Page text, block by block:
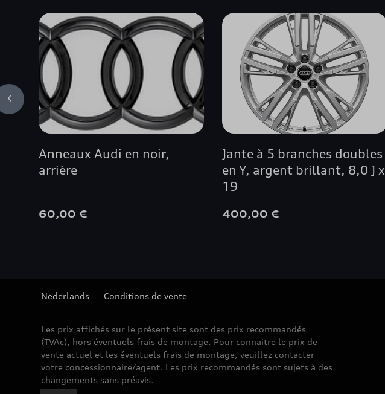
Anneaux Audi en noir,
arrière
60,00 €
Jante à 5 branches doubles
en Y, argent brillant, 8,0 J x
19
400,00 €
Nederlands Conditions de vente
Les prix affichés sur le présent site sont des prix recommandés
(TVAc), hors éventuels frais de montage. Pour connaitre le prix de
vente actuel et les éventuels frais de montage, veuillez contacter
votre concessionnaire/agent. Les prix recommandés sont sujets à des
changements sans préavis.